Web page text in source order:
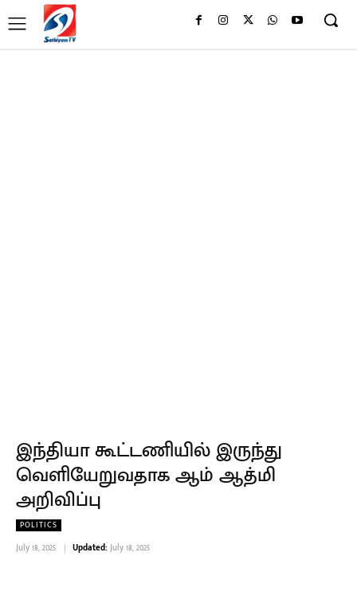
இந்தியா கூட்டணியில் இருந்து
வெளியேறுவதாக ஆம் ஆத்மி
அறிவிப்பு
POLITICS
July 18, 2025 Updated: July 18, 2025